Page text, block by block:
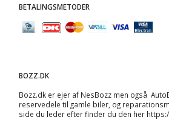
BETALINGSMETODER
BOZZ.DK
Bozz.dk er ejer af NesBozz men også
reservedele til gamle biler, og
side du leder efter finder du den her